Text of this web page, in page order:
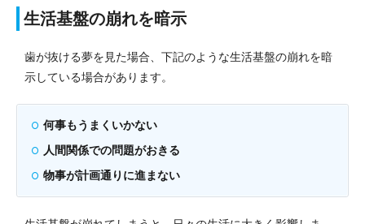
生活基盤の崩れを暗示
歯が抜ける夢を見た場合、下記のような生活基盤の崩れを暗
示している場合があります。
何事もうまくいかない
人間関係での問題がおきる
物事が計画通りに進まない